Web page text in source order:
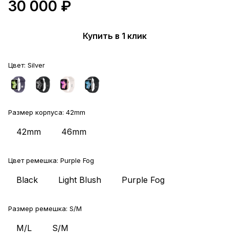
30 000 ₽
Купить в 1 клик
Цвет: Silver
Размер корпуса: 42mm
42mm 46mm
Цвет ремешка: Purple Fog
Black Light Blush Purple Fog
Размер ремешка: S/M
M/L S/M